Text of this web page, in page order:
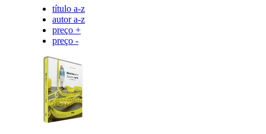
título a-z
autor a-z
preço +
preço -